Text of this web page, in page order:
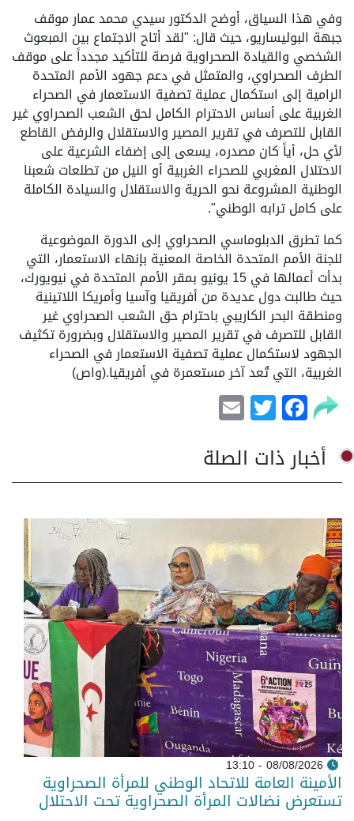
وفي هذا السياق، أوضح الدكتور سيدي محمد عمار موقف
جبهة البوليساريو، حيث قال: "لقد أتاح الاجتماع بين المبعوث
الشخصي والقيادة الصحراوية فرصة للتأكيد مجدداً على موقف
الطرف الصحراوي، والمتمثل في دعم جهود الأمم المتحدة
الرامية إلى استكمال عملية تصفية الاستعمار في الصحراء
الغربية على أساس الاحترام الكامل لحق الشعب الصحراوي غير
القابل للتصرف في تقرير المصير والاستقلال والرفض القاطع
لأي حل، أياً كان مصدره، يسعى إلى إضفاء الشرعية على
الاحتلال المغربي للصحراء الغربية أو النيل من تطلعات شعبنا
الوطنية المشروعة نحو الحرية والاستقلال والسيادة الكاملة
على كامل ترابه الوطني".
كما تطرق الدبلوماسي الصحراوي إلى الدورة الموضوعية
للجنة الأمم المتحدة الخاصة المعنية بإنهاء الاستعمار، التي
بدأت أعمالها في 15 يونيو بمقر الأمم المتحدة في نيويورك،
حيث طالبت دول عديدة من أفريقيا وآسيا وأمريكا اللاتينية
ومنطقة البحر الكاريبي باحترام حق الشعب الصحراوي غير
القابل للتصرف في تقرير المصير والاستقلال وبضرورة تكثيف
الجهود لاستكمال عملية تصفية الاستعمار في الصحراء
الغربية، التي تُعد آخر مستعمرة في أفريقيا.(واص)
Facebook
Twitter
أخبار ذات الصلة
08/08/2026 - 13:10
الأمينة العامة للاتحاد الوطني للمرأة الصحراوية
تستعرض نضالات المرأة الصحراوية تحت الاحتلال